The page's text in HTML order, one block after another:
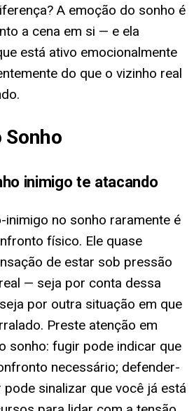
A emoção do sonho é
a cena em si — e ela
está ativo emocionalmente
do que o vizinho real
inimigo te atacando
inimigo no sonho raramente é
físico. Ele quase
de estar sob pressão
— seja por conta dessa
por outra situação em que
Preste atenção em
sonho: fugir pode indicar que
necessário; defender-
sinalizar que você já está